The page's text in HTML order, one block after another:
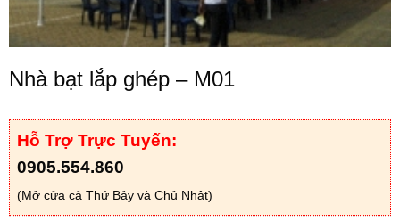
Nhà bạt lắp ghép – M01
Hỗ Trợ Trực Tuyến:
0905.554.860
(Mở cửa cả Thứ Bảy và Chủ Nhật)